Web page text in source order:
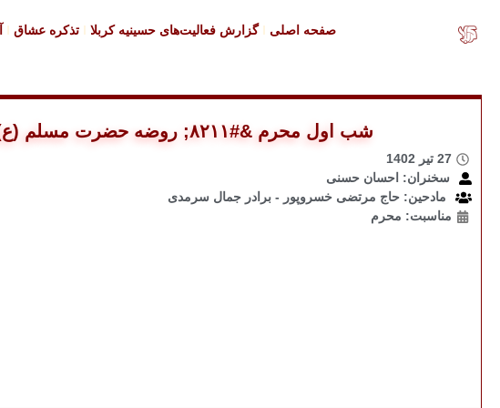
صفحه اصلی گزارش فعالیت‌های حسینیه کربلا تذکره عشاق
شب اول محرم &#۸۲۱۱; روضه حضرت مسلم (ع)
27 تیر 1402
سخنران: احسان حسنی
مادحین: حاج مرتضی خسروپور - برادر جمال سرمدی
مناسبت: محرم